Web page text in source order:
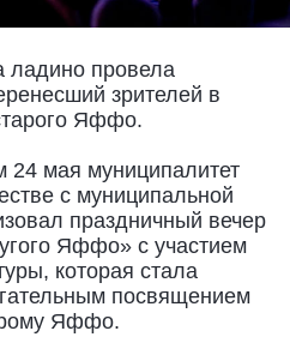
ладино провела
зрителей в
Яффо.
24 мая муниципалитет
с муниципальной
праздничный вечер
Яффо» с участием
которая стала
посвящением
Яффо.